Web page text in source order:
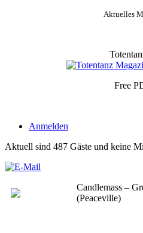
Aktuelles
Free
Anmelden
Aktuell sind 487 Gäste und keine
Candlemass –
(Peaceville)